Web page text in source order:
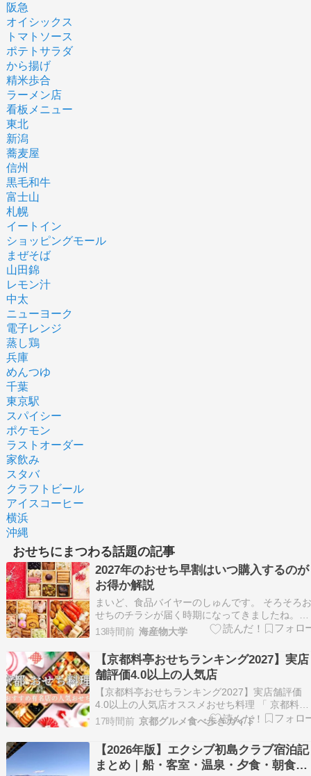
阪急
オイシックス
トマトソース
ポテトサラダ
から揚げ
精米歩合
ラーメン店
看板メニュー
東北
新潟
蕎麦屋
信州
黒毛和牛
富士山
札幌
イートイン
ショッピングモール
まぜそば
山田錦
レモン汁
中太
ニューヨーク
電子レンジ
蒸し鶏
兵庫
めんつゆ
千葉
東京駅
スパイシー
ポケモン
ラストオーダー
家飲み
スタバ
クラフトビール
アイスコーヒー
横浜
沖縄
おせちにまつわる話題の記事
2027年のおせち早割はいつ購入するのが
お得か解説
まいど、食品バイヤーのしゅんです。 そろそろ
せちのチラシが届く時期になってきましたね。
「早割って結局いつが一番お得なん？」 そう聞
れることが、この時期はほんまに多いんです。
直に言うと、早割の仕組みって表からはわかりに
くく作られてます。 毎年年間数トンの海産物や
せち食…
13時間前 海産物大学
【京都料亭おせちランキング2027】実店
舗評価4.0以上の人気店
【京都料亭おせちランキング2027】実店舗評価
4.0以上の人気店オススメおせち料理 「 京都料亭
おせちランキング2027 」 初春のおせち料理はや
っぱり美味しく豪華にいきたいもの。 今回は、
都で人気の料亭が作るおせちをランキング形式で
厳選紹介します。 京都おせち2027 こん…
17時間前 京都グルメ食べ歩きガイド
【2026年版】エクシブ初島クラブ宿泊記
まとめ｜船・客室・温泉・夕食・朝食ま